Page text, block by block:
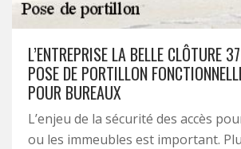
L’ENTREPRISE LA BELLE CLÔTURE
POSE DE PORTILLON
POUR BUREAUX
L’enjeu de la sécurité des accès
ou les immeubles est important.